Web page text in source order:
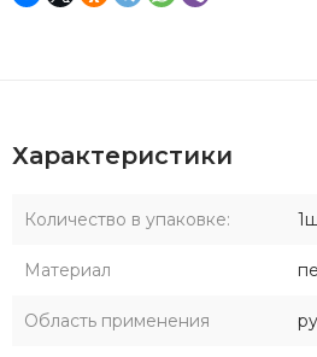
Характеристики
Количество в упаковке:
Материал
Область применения